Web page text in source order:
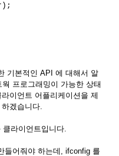
기본적인 API 에 대해서 알
프로그래밍이 가능한 상태
이언트 어플리케이션을 제
겠습니다.
라이언트입니다.
들어줘야 하는데, ifconfig 를